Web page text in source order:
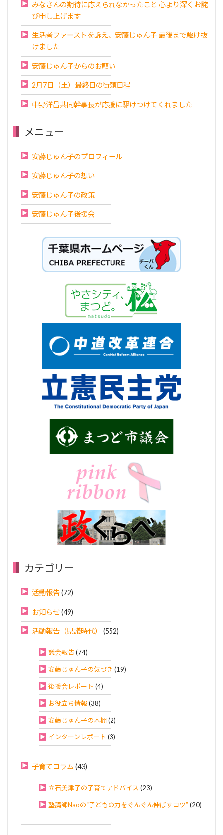
みなさんの期待に応えられなかったこと 心より深くお詫
び申し上げます
生活者ファーストを訴え、安藤じゅん子 最後まで駆け抜
けました
安藤じゅん子からのお願い
2月7日（土）最終日の街頭日程
中野洋昌共同幹事長が応援に駆けつけてくれました
メニュー
安藤じゅん子のプロフィール
安藤じゅん子の想い
安藤じゅん子の政策
安藤じゅん子後援会
カテゴリー
活動報告(72)
お知らせ(49)
活動報告（県議時代） (552)
議会報告(74)
安藤じゅん子の気づき (19)
後援会レポート (4)
お役立ち情報(38)
安藤じゅん子の本棚(2)
インターンレポート (3)
子育てコラム (43)
立石美津子の子育てアドバイス (23)
塾講師Naoの“子どもの力をぐんぐん伸ばすコツ” (20)